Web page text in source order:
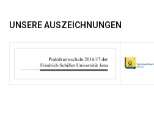
UNSERE AUSZEICHNUNGEN